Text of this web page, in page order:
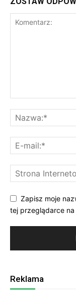
Zapisz moje
tej przeglądarce
Reklama